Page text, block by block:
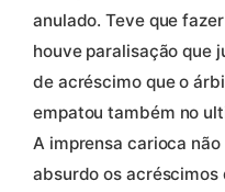
anulado. Teve que
houve paralisação que
de acréscimo que o
empatou também no
A imprensa carioca
absurdo os acréscimos